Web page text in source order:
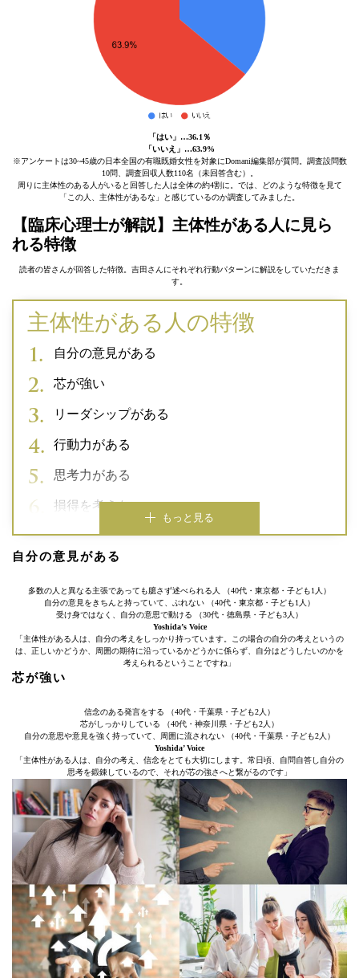
「はい」…36.1％
「いいえ」…63.9%
※アンケートは30~45歳の日本全国の有職既婚女性を対象にDomani編集部が質問。調査設問数
10問、調査回収人数110名（未回答含む）。
周りに主体性のある人がいると回答した人は全体の約4割に。では、どのような特徴を見て
「この人、主体性があるな」と感じているのか調査してみました。
【臨床心理士が解説】主体性がある人に見ら
れる特徴
読者の皆さんが回答した特徴。吉田さんにそれぞれ行動パターンに解説をしていただきま
す。
主体性がある人の特徴
自分の意見がある
芯が強い
リーダシップがある
行動力がある
思考力がある
損得を考えない
もっと見る
自分の意見がある
多数の人と異なる主張であっても臆さず述べられる人 （40代・東京都・子ども1人）
自分の意見をきちんと持っていて、ぶれない （40代・東京都・子ども1人）
受け身ではなく、自分の意思で動ける （30代・徳島県・子ども3人）
Yoshida’s Voice
「主体性がある人は、自分の考えをしっかり持っています。この場合の自分の考えというの
は、正しいかどうか、周囲の期待に沿っているかどうかに係らず、自分はどうしたいのかを
考えられるということですね」
芯が強い
信念のある発言をする （40代・千葉県・子ども2人）
芯がしっかりしている （40代・神奈川県・子ども2人）
自分の意思や意見を強く持っていて、周囲に流されない （40代・千葉県・子ども2人）
Yoshida’ Voice
「主体性がある人は、自分の考え、信念をとても大切にします。常日頃、自問自答し自分の
思考を鍛錬しているので、それが芯の強さへと繋がるのです」